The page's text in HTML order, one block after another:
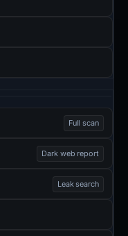
Full scan
Dark web report
Leak search